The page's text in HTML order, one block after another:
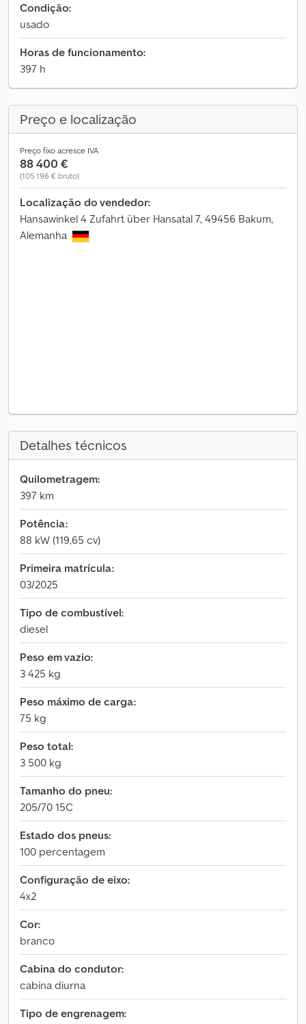
Condição:
usado
Horas de funcionamento:
397 h
Preço e localização
Preço fixo acresce IVA
88 400 €
(105 196 € bruto)
Localização do vendedor:
Hansawinkel 4 Zufahrt über Hansatal 7, 49456 Bakum,
Alemanha
Detalhes técnicos
Quilometragem:
397 km
Potência:
88 kW (119,65 cv)
Primeira matrícula:
03/2025
Tipo de combustível:
diesel
Peso em vazio:
3 425 kg
Peso máximo de carga:
75 kg
Peso total:
3 500 kg
Tamanho do pneu:
205/70 15C
Estado dos pneus:
100 percentagem
Configuração de eixo:
4x2
Cor:
branco
Cabina do condutor:
cabina diurna
Tipo de engrenagem: